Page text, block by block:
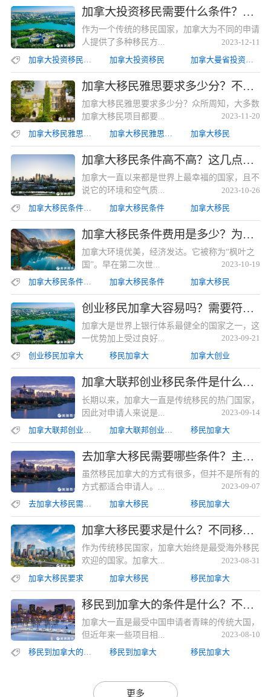
加拿大投资移民需要什么条件？加拿大曼省投资移民所需条件和材料加拿大投资移民需要什么条件？加拿大曼省投资移民所需条件和材料
作为一个传统的移民国家，加拿大为不同的申请
人提供了多种移民方...
2023-12-11
加拿大投资移民
加拿大移民雅思要求多少分？不同移民途径对语言能力要求不同加拿大移民雅思要求多少分？不同移民途径对语言能力要求不同
加拿大移民雅思要求多少分？众所周知，大多数
加拿大移民项目都要...
2023-11-20
加拿大移民雅思要求多少分
加拿大移民雅思要求 加拿大移民
加拿大移民条件高不高？这几点基本要求需满足加拿大移民条件高不高？这几点基本要求需满足
加拿大一直以来都是世界上最幸福的国家，且不
说它的环境和空气质...
2023-10-26
加拿大移民条件 加拿大移民
加拿大移民条件费用是多少？为何越来越多的人选择加拿大？加拿大移民条件费用是多少？为何越来越多的人选择加拿大？
加拿大环境优美，经济发达。它被称为“枫叶之
国”。早在第二次世...
2023-10-19
加拿大移民条件费用是多少
加拿大移民条件 加拿大移民
创业移民加拿大容易吗？需要符合什么样的条件？创业移民加拿大容易吗？需要符合什么样的条件？
加拿大是世界上银行体系最健全的国家之一，这
一优势加上受过良好...
2023-09-21
创业移民加拿大
移民加拿大 加拿大创业
加拿大联邦创业移民条件是什么？办理流程是怎样的？加拿大联邦创业移民条件是什么？办理流程是怎样的？
长期以来，加拿大一直是传统移民的热门国家，
因此对申请人来说是...
2023-09-14
移民加拿大
去加拿大移民需要哪些条件？主要与申请者所选的移民方式相关去加拿大移民需要哪些条件？主要与申请者所选的移民方式相关
虽然移民加拿大的方式有很多，但并不是所有的
方式都适合申请人。...
2023-09-07
去加拿大移民需要哪些条件
加拿大移民 移民加拿大
加拿大移民要求是什么？不同移民途径所需要求也有所不同加拿大移民要求是什么？不同移民途径所需要求也有所不同
作为传统移民国家，加拿大始终是最受海外移民
欢迎的国家。加拿大...
2023-08-31
加拿大移民要求
加拿大移民 移民加拿大
移民到加拿大的条件是什么？不同移民途径所需要求有所不同移民到加拿大的条件是什么？不同移民途径所需要求有所不同
加拿大一直是最受中国申请者青睐的传统大国，
但近年来一些项目相...
2023-08-10
移民到加拿大的条件
移民到加拿大 移民加拿大
更多